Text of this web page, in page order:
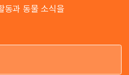
동과 동물 소식을